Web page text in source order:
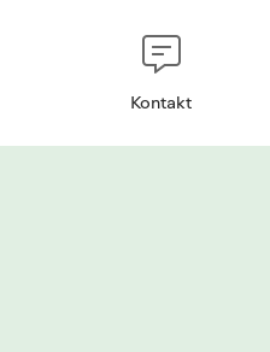
Kontakt